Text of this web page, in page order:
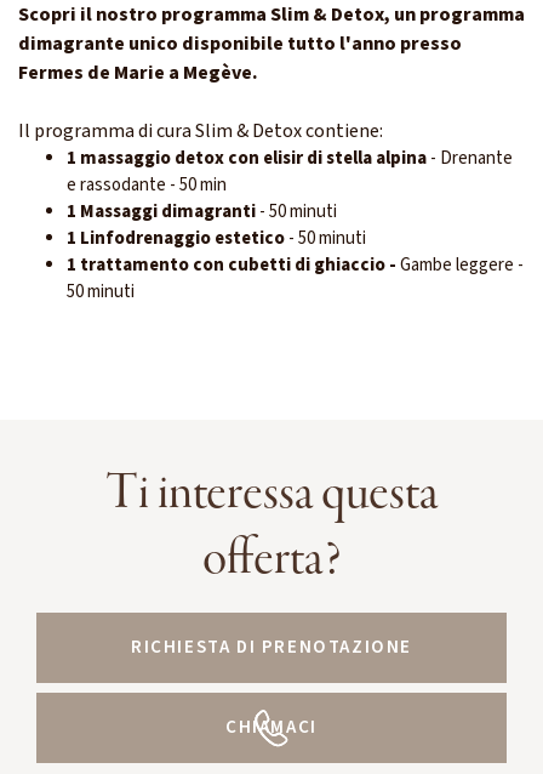
Scopri il nostro programma Slim & Detox, un programma
dimagrante unico disponibile tutto l'anno presso
Fermes de Marie a Megève.
Il programma di cura Slim & Detox contiene:
1 massaggio detox con elisir di stella alpina- Drenante
e rassodante - 50 min
1 Massaggi dimagranti- 50 minuti
1 Linfodrenaggio estetico- 50 minuti
1 trattamento con cubetti di ghiaccio -Gambe leggere -
50 minuti
Ti interessa questa
offerta?
RICHIESTA DI PRENOTAZIONE
CHIAMACI